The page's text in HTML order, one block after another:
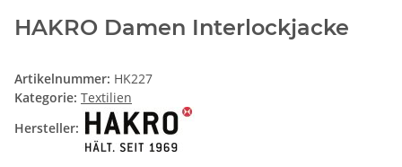
HAKRO Damen Interlockjacke
Artikelnummer: HK227
Kategorie: Textilien
Hersteller: